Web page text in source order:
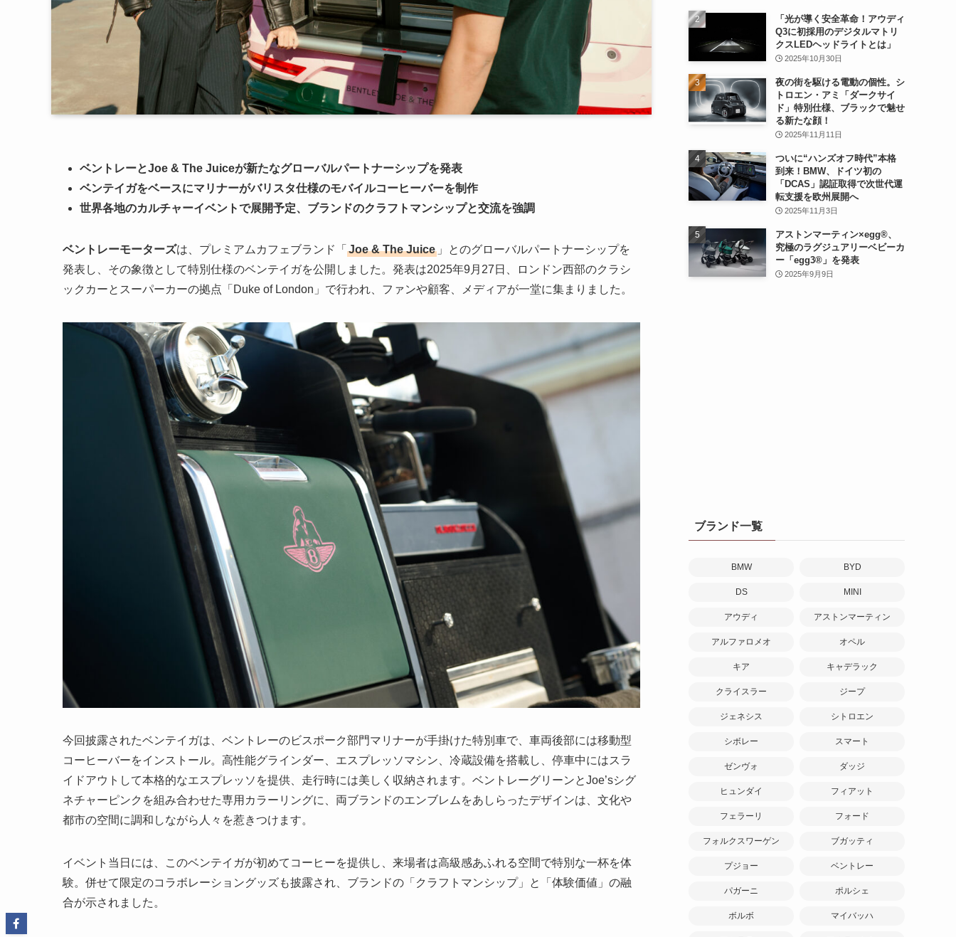
ベントレーとJoe & The Juiceが新たなグローバルパートナーシップを発表
ベンテイガをベースにマリナーがバリスタ仕様のモバイルコーヒーバーを制作
世界各地のカルチャーイベントで展開予定、ブランドのクラフトマンシップと交流を強調
ベントレーモーターズは、プレミアムカフェブランド「 Joe & The Juice 」とのグローバルパートナーシップを
発表し、その象徴として特別仕様のベンテイガを公開しました。発表は2025年9月27日、ロンドン西部のクラシ
ックカーとスーパーカーの拠点「Duke of London」で行われ、ファンや顧客、メディアが一堂に集まりました。
今回披露されたベンテイガは、ベントレーのビスポーク部門マリナーが手掛けた特別車で、車両後部には移動型
コーヒーバーをインストール。高性能グラインダー、エスプレッソマシン、冷蔵設備を搭載し、停車中にはスラ
イドアウトして本格的なエスプレッソを提供、走行時には美しく収納されます。ベントレーグリーンとJoe’sシグ
ネチャーピンクを組み合わせた専用カラーリングに、両ブランドのエンブレムをあしらったデザインは、文化や
都市の空間に調和しながら人々を惹きつけます。
イベント当日には、このベンテイガが初めてコーヒーを提供し、来場者は高級感あふれる空間で特別な一杯を体
験。併せて限定のコラボレーショングッズも披露され、ブランドの「クラフトマンシップ」と「体験価値」の融
合が示されました。
「光が導く安全革命！アウディ
Q3に初採用のデジタルマトリ
クスLEDヘッドライトとは」
2025年10月30日
夜の街を駆ける電動の個性。シ
トロエン・アミ「ダークサイ
ド」特別仕様、ブラックで魅せ
る新たな顔！
2025年11月11日
ついに“ハンズオフ時代”本格
到来！BMW、ドイツ初の
「DCAS」認証取得で次世代運
転支援を欧州展開へ
2025年11月3日
アストンマーティン×egg®、
究極のラグジュアリーベビーカ
ー「egg3®」を発表
2025年9月9日
ブランド一覧
BMW BYD
DS MINI
アウディ アストンマーティン
アルファロメオ オペル
キア キャデラック
クライスラー ジープ
ジェネシス シトロエン
シボレー スマート
ゼンヴォ ダッジ
ヒュンダイ フィアット
フェラーリ フォード
フォルクスワーゲン ブガッティ
プジョー ベントレー
パガーニ ポルシェ
ボルボ マイバッハ